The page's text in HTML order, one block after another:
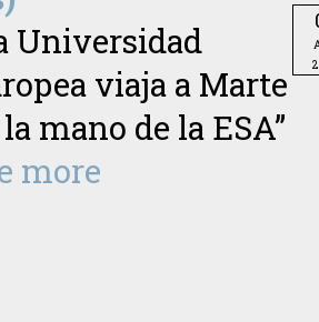
Universidad
viaja a Marte
mano de la ESA”
more